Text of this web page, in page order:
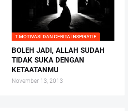
T.MOTIVASI DAN CERITA INSPIRATIF
BOLEH JADI, ALLAH SUDAH
TIDAK SUKA DENGAN
KETAATANMU
November 13, 2013